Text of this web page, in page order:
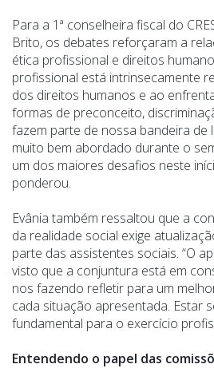
Para a 1ª conselheira fiscal do
Brito, os debates reforçaram a
ética profissional e direitos
profissional está intrinsecamente
dos direitos humanos e ao
formas de preconceito,
fazem parte de nossa bandeira de
muito bem abordado durante o
um dos maiores desafios neste
ponderou.
Evânia também ressaltou que a
da realidade social exige
parte das assistentes sociais. “O
visto que a conjuntura está em
nos fazendo refletir para um
cada situação apresentada. Estar
fundamental para o exercício
Entendendo o papel das